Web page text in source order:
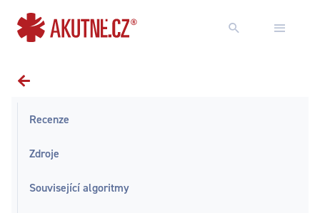
Recenze
Zdroje
Související algoritmy